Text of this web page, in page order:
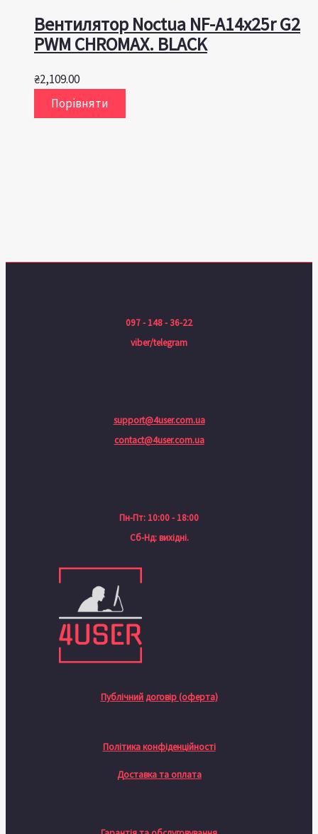
Вентилятор Noctua NF-A14x25r G2
PWM CHROMAX. BLACK
₴2,109.00
Порівняти
097 - 148 - 36-22
viber/telegram
support@4user.com.ua
contact@4user.com.ua
Пн-Пт: 10:00 - 18:00
Сб-Нд: вихідні.
Публічний договір (оферта)
Політика конфіденційності
Доставка та оплата